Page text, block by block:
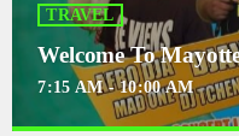
TRAVEL
Welcome To
7:15 AM - 10:00 AM